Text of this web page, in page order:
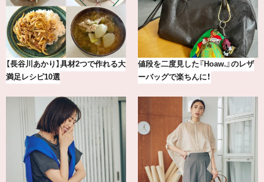
【2026年8月】鏡リュウジの12星座
別占い
気分が上がる「フルラ」のアイウェ
アを「眼鏡市場」で探して。